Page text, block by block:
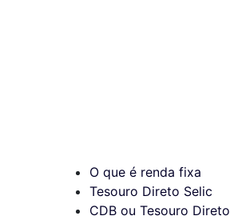
O que é renda fixa
Tesouro Direto Selic
CDB ou Tesouro Direto